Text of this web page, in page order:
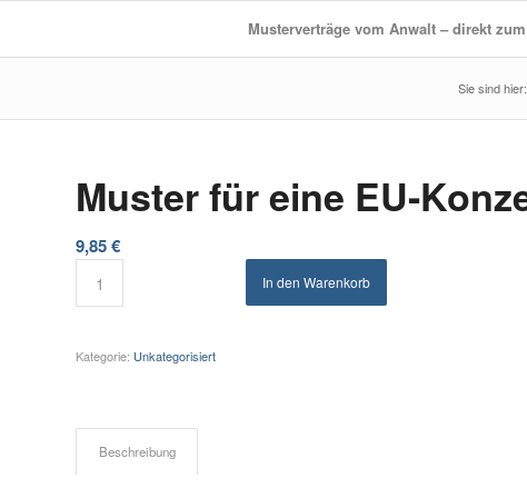
Musterverträge vom Anwalt – direkt
Muster für eine EU-
9,85€
In den Warenkorb
Kategorie: Unkategorisiert
Beschreibung